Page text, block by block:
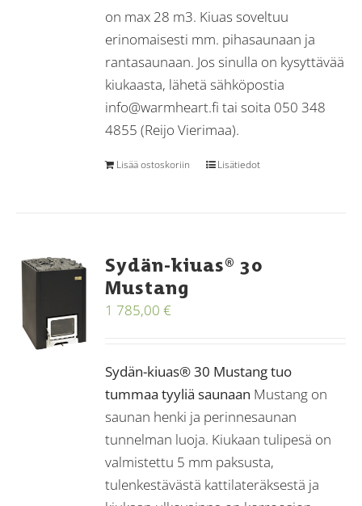
on max 28 m3. Kiuas soveltuu
erinomaisesti mm. pihasaunaan ja
rantasaunaan. Jos sinulla on kysyttävää
kiukaasta, lähetä sähköpostia
info@warmheart.fi tai soita 050 348
4855 (Reijo Vierimaa).
Lisää ostoskoriin Lisätiedot
Sydän-kiuas® 30
Mustang
1 785,00€
Sydän-kiuas® 30 Mustang tuo
tummaa tyyliä saunaan Mustang on
saunan henki ja perinnesaunan
tunnelman luoja. Kiukaan tulipesä on
valmistettu 5 mm paksusta,
tulenkestävästä kattilateräksestä ja